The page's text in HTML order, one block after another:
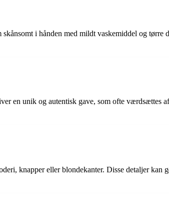
i hånden med mildt vaskemiddel og tørre
en unik og autentisk gave, som ofte værdsættes
knapper eller blondekanter. Disse detaljer kan